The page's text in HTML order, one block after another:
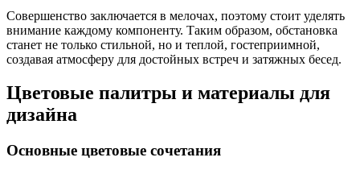
Совершенство заключается в мелочах, поэтому стоит уделять
внимание каждому компоненту. Таким образом, обстановка
станет не только стильной, но и теплой, гостеприимной,
создавая атмосферу для достойных встреч и затяжных бесед.
Цветовые палитры и материалы для
дизайна
Основные цветовые сочетания